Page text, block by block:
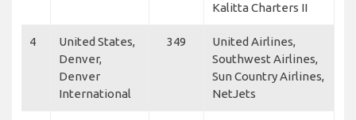
Kalitta Charters II
4
United States,
Denver,
Denver
International
349
United Airlines,
Southwest Airlines,
Sun Country Airlines,
NetJets